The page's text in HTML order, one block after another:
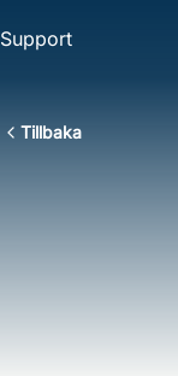
Support
Tillbaka